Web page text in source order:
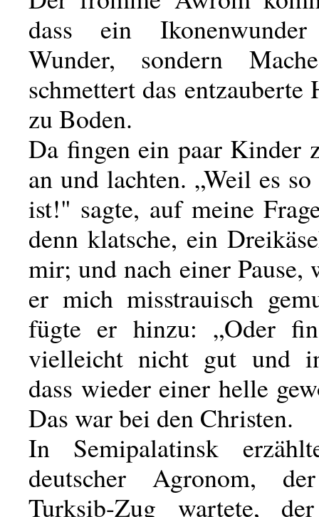
dass ein
Wunder, sondern
schmettert das
zu Boden.
Da fingen ein paar Kinder
an und lachten. „Weil es
ist!" sagte, auf meine
denn klatsche, ein
mir; und nach einer Pause,
er mich misstrauisch
fügte er hinzu: „Oder
vielleicht nicht gut und
dass wieder einer helle
Das war bei den Christen.
In Semipalatinsk
deutscher Agronom,
Turksib-Zug wartete,